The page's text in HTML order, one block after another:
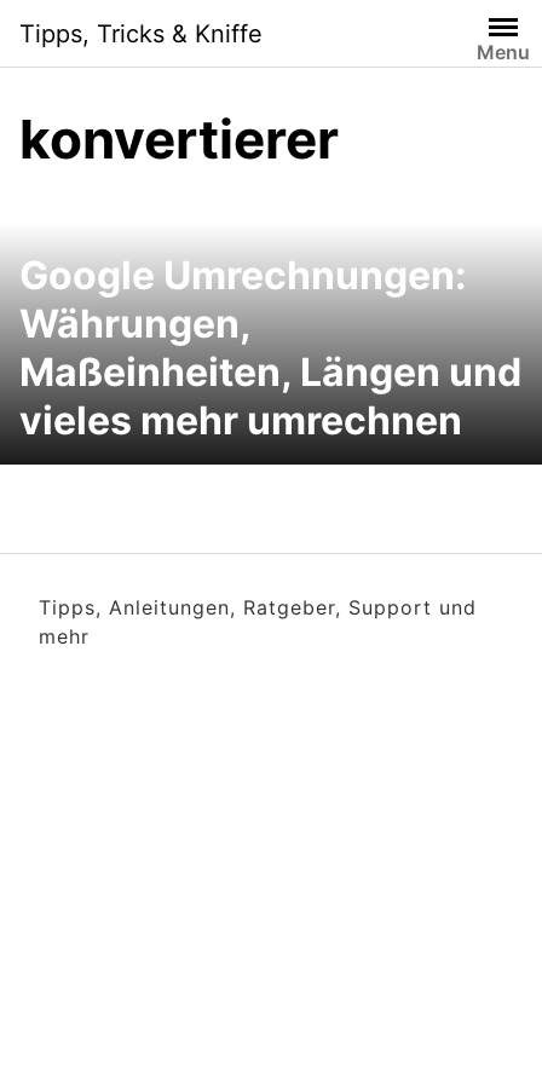
content
Tipps, Tricks & Kniffe
Menu
konvertierer
Google Umrechnungen:
Währungen,
Maßeinheiten, Längen und
vieles mehr umrechnen
Tipps, Anleitungen, Ratgeber, Support und
mehr